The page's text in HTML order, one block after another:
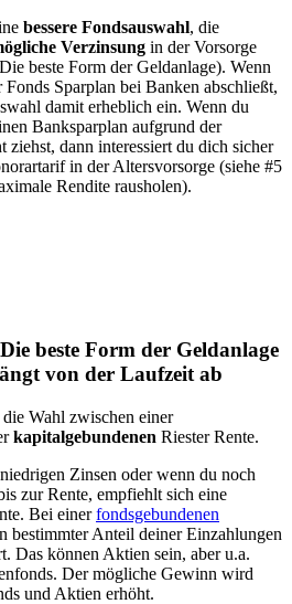
bessere Fondsauswahl, die
Verzinsung in der Vorsorge
beste Form der Geldanlage). Wenn
Sparplan bei Banken abschließt,
damit erheblich ein. Wenn du
Banksparplan aufgrund der
ziehst, dann interessiert du dich sicher
in der Altersvorsorge (siehe #5
Rendite rausholen).
beste Form der Geldanlage
von der Laufzeit ab
Wahl zwischen einer
kapitalgebundenen Riester Rente.
Zinsen oder wenn du noch
zur Rente, empfiehlt sich eine
Bei einerfondsgebundenen
bestimmter Anteil deiner Einzahlungen
Das können Aktien sein, aber u.a.
Der mögliche Gewinn wird
und Aktien erhöht.